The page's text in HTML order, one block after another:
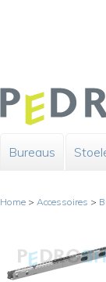
Bureaus
Home > Accessoires >